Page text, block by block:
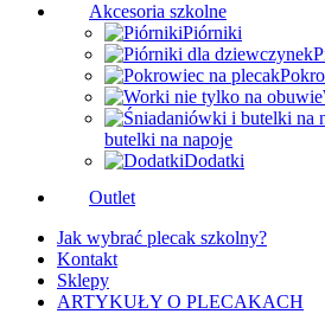
Akcesoria szkolne
Piórniki
butelki na napoje
Dodatki
Outlet
Jak wybrać plecak szkolny?
Kontakt
Sklepy
ARTYKUŁY O PLECAKACH